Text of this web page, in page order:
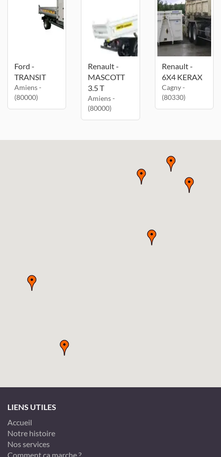
Ford -
TRANSIT
Amiens -
(80000)
Renault -
MASCOTT
3.5 T
Amiens -
(80000)
Renault -
6X4 KERAX
Cagny -
(80330)
LIENS UTILES
Accueil
Notre histoire
Nos services
Comment ça marche ?